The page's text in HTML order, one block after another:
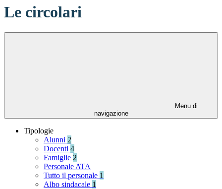
Le circolari
Menu di
navigazione
Tipologie
Alunni 2
Docenti 4
Famiglie 2
Personale ATA
Tutto il personale 1
Albo sindacale 1